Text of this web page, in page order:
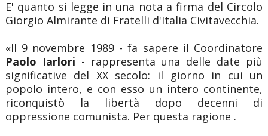
E' quanto si legge in una nota a firma del Circolo
Giorgio Almirante di Fratelli d'Italia Civitavecchia.
«Il 9 novembre 1989 - fa sapere il Coordinatore
Paolo Iarlori - rappresenta una delle date più
significative del XX secolo: il giorno in cui un
popolo intero, e con esso un intero continente,
riconquistò la libertà dopo decenni di
oppressione comunista. Per questa ragione .